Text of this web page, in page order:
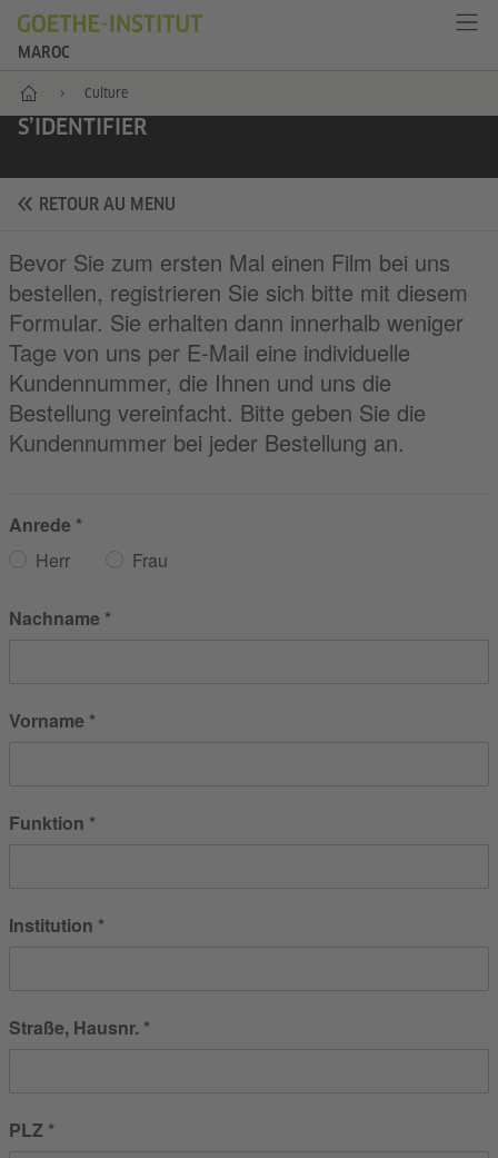
MAROC
Accueil Culture
S’IDENTIFIER
RETOUR AU MENU
Bevor Sie zum ersten Mal einen Film bei uns
bestellen, registrieren Sie sich bitte mit diesem
Formular. Sie erhalten dann innerhalb weniger
Tage von uns per E-Mail eine individuelle
Kundennummer, die Ihnen und uns die
Bestellung vereinfacht. Bitte geben Sie die
Kundennummer bei jeder Bestellung an.
Anrede
Herr
Frau
Nachname
Vorname
Funktion
Institution
Straße, Hausnr.
PLZ